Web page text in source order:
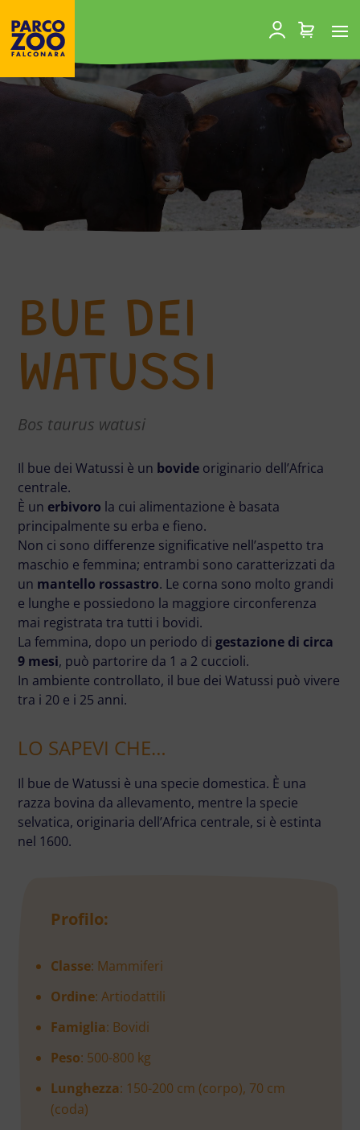
BUE DEI
WATUSSI
Bos taurus watusi
Il bue dei Watussi è un bovide originario dell’Africa
centrale.
È un erbivoro la cui alimentazione è basata
principalmente su erba e fieno.
Non ci sono differenze significative nell’aspetto tra
maschio e femmina; entrambi sono caratterizzati da
un mantello rossastro. Le corna sono molto grandi
e lunghe e possiedono la maggiore circonferenza
mai registrata tra tutti i bovidi.
La femmina, dopo un periodo di gestazione di circa
9 mesi, può partorire da 1 a 2 cuccioli.
In ambiente controllato, il bue dei Watussi può vivere
tra i 20 e i 25 anni.
LO SAPEVI CHE…
Il bue de Watussi è una specie domestica. È una
razza bovina da allevamento, mentre la specie
selvatica, originaria dell’Africa centrale, si è estinta
nel 1600.
Profilo:
Classe: Mammiferi
Ordine: Artiodattili
Famiglia: Bovidi
Peso: 500-800 kg
Lunghezza: 150-200 cm (corpo), 70 cm
(coda)